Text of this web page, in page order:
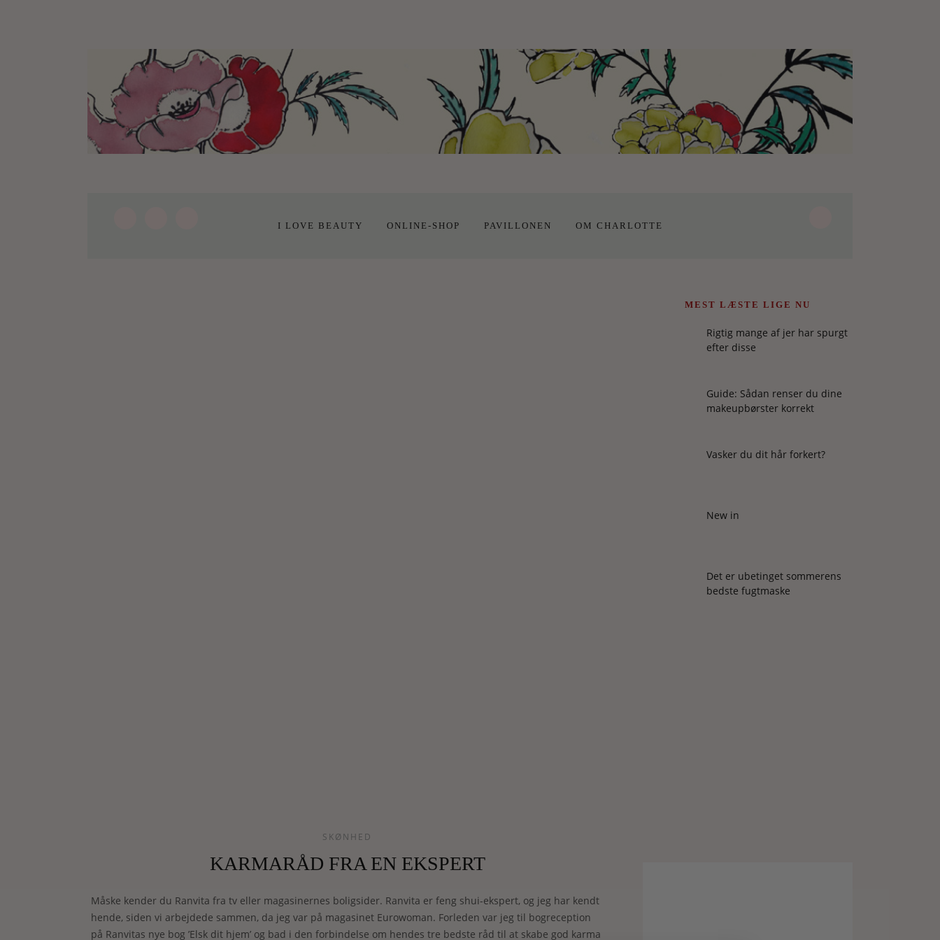
I LOVE BEAUTY ONLINE-SHOP PAVILLONEN OM CHARLOTTE
SKØNHED
KARMARÅD FRA EN EKSPERT
Måske kender du Ranvita fra tv eller magasinernes boligsider. Ranvita er feng shui-ekspert, og jeg har kendt
hende, siden vi arbejdede sammen, da jeg var på magasinet Eurowoman. Forleden var jeg til bogreception
på Ranvitas nye bog ’Elsk dit hjem’ og bad i den forbindelse om hendes tre bedste råd til at skabe god karma
MEST LÆSTE LIGE NU
Rigtig mange af jer har spurgt
efter disse
Guide: Sådan renser du dine
makeupbørster korrekt
Vasker du dit hår forkert?
New in
Det er ubetinget sommerens
bedste fugtmaske